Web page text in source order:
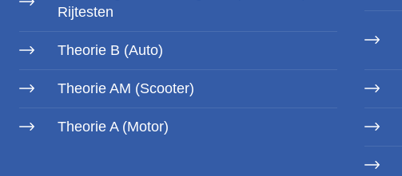
Rijtesten
Theorie B (Auto)
Theorie AM (Scooter)
Theorie A (Motor)